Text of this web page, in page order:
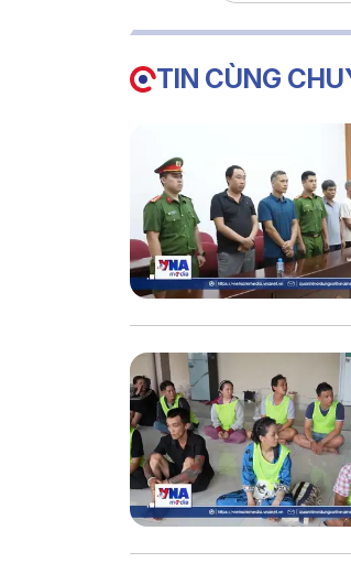
TIN CÙNG